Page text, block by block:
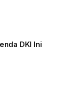
DKI Ini